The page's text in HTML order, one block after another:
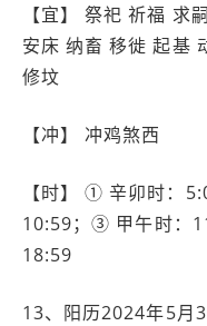
【宜】 祭祀 祈福 求
安床 纳畜 移徙 起基
修坟
【冲】 冲鸡煞西
【时】 ① 辛卯时：
10:59；③ 甲午时：
18:59
13、阳历2024年5月